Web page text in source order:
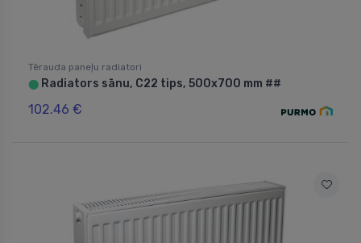
Tērauda paneļu radiatori
⬤ Radiators sānu, C22 tips, 500x700 mm ##
102.46 €